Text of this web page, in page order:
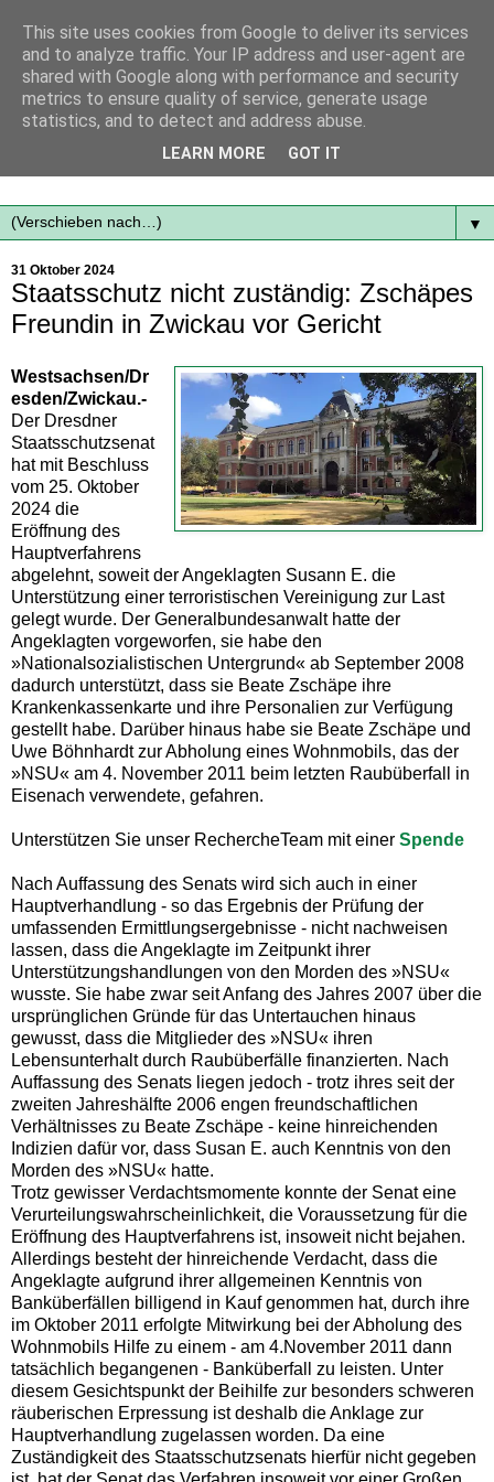
Mit frischen Themen aus der Region immer auf dem
▼
31 Oktober 2024
Staatsschutz nicht zuständig: Zschäpes
Freundin in Zwickau vor Gericht
Westsachsen/Dr
esden/Zwickau.-
Der Dresdner
Staatsschutzsenat
hat mit Beschluss
vom 25. Oktober
2024 die
Eröffnung des
Hauptverfahrens
abgelehnt, soweit der Angeklagten Susann E. die
Unterstützung einer terroristischen Vereinigung zur Last
gelegt wurde. Der Generalbundesanwalt hatte der
Angeklagten vorgeworfen, sie habe den
»Nationalsozialistischen Untergrund« ab September 2008
dadurch unterstützt, dass sie Beate Zschäpe ihre
Krankenkassenkarte und ihre Personalien zur Verfügung
gestellt habe. Darüber hinaus habe sie Beate Zschäpe und
Uwe Böhnhardt zur Abholung eines Wohnmobils, das der
»NSU« am 4. November 2011 beim letzten Raubüberfall in
Eisenach verwendete, gefahren.
Unterstützen Sie unser RechercheTeam mit einer Spende
Nach Auffassung des Senats wird sich auch in einer
Hauptverhandlung - so das Ergebnis der Prüfung der
umfassenden Ermittlungsergebnisse - nicht nachweisen
lassen, dass die Angeklagte im Zeitpunkt ihrer
Unterstützungshandlungen von den Morden des »NSU«
wusste. Sie habe zwar seit Anfang des Jahres 2007 über die
ursprünglichen Gründe für das Untertauchen hinaus
gewusst, dass die Mitglieder des »NSU« ihren
Lebensunterhalt durch Raubüberfälle finanzierten. Nach
Auffassung des Senats liegen jedoch - trotz ihres seit der
zweiten Jahreshälfte 2006 engen freundschaftlichen
Verhältnisses zu Beate Zschäpe - keine hinreichenden
Indizien dafür vor, dass Susan E. auch Kenntnis von den
Morden des »NSU« hatte.
Trotz gewisser Verdachtsmomente konnte der Senat eine
Verurteilungswahrscheinlichkeit, die Voraussetzung für die
Eröffnung des Hauptverfahrens ist, insoweit nicht bejahen.
Allerdings besteht der hinreichende Verdacht, dass die
Angeklagte aufgrund ihrer allgemeinen Kenntnis von
Banküberfällen billigend in Kauf genommen hat, durch ihre
im Oktober 2011 erfolgte Mitwirkung bei der Abholung des
Wohnmobils Hilfe zu einem - am 4.November 2011 dann
tatsächlich begangenen - Banküberfall zu leisten. Unter
diesem Gesichtspunkt der Beihilfe zur besonders schweren
räuberischen Erpressung ist deshalb die Anklage zur
Hauptverhandlung zugelassen worden. Da eine
Zuständigkeit des Staatsschutzsenats hierfür nicht gegeben
This site uses cookies from Google to deliver its services
and to analyze traffic. Your IP address and user-agent are
shared with Google along with performance and security
metrics to ensure quality of service, generate usage
statistics, and to detect and address abuse.
LEARN MORE GOT IT